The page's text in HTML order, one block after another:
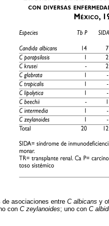
asociaciones entre C albicans y
con C zeylanoides; uno con C